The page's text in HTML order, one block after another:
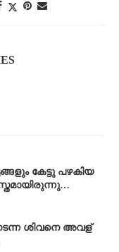
കേട്ടു പഴകിയ
ശിവനെ അവള്